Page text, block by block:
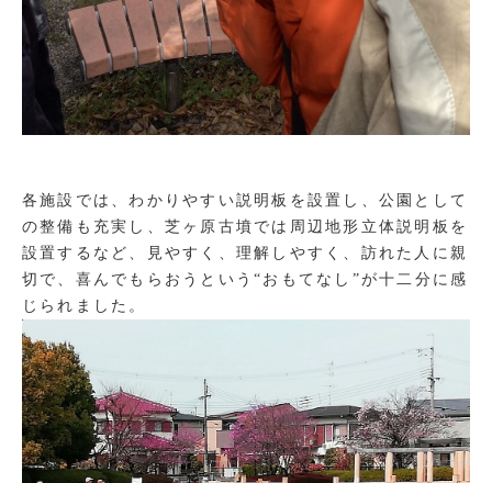
各施設では、わかりやすい説明板を設置し、公園として
の整備も充実し、芝ヶ原古墳では周辺地形立体説明板を
設置するなど、見やすく、理解しやすく、訪れた人に親
切で、喜んでもらおうという“おもてなし”が十二分に感
じられました。